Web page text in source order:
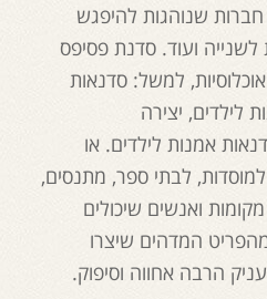
שנוהגות להיפגש
ועוד. סדנת פסיפס
למשל: סדנאות
לילדים, יצירה
אמנות לילדים. או
לבתי ספר, מתנסים,
ואנשים שיכולים
המדהים שיצרו
הרבה אחווה וסיפוק.